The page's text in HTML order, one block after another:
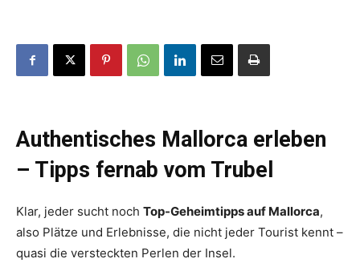
Authentisches Mallorca erleben
– Tipps fernab vom Trubel
Klar, jeder sucht noch Top-Geheimtipps auf Mallorca,
also Plätze und Erlebnisse, die nicht jeder Tourist kennt –
quasi die versteckten Perlen der Insel.